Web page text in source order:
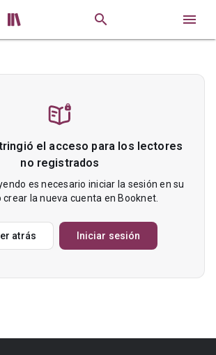
 
el acceso para los lectores
no registrados
es necesario iniciar la sesión en su
crear la nueva cuenta en Booknet.
atrás Iniciar sesión